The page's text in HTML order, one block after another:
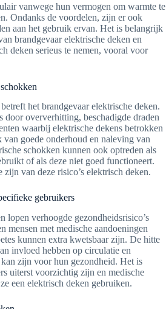
vanwege hun vermogen om warmte te
Ondanks de voordelen, zijn er ook
aan het gebruik ervan. Het is belangrijk
brandgevaar elektrische deken en
deken serieus te nemen, vooral voor
het brandgevaar elektrische deken.
door oververhitting, beschadigde draden
waarbij elektrische dekens betrokken
goede onderhoud en naleving van
schokken kunnen ook optreden als
of als deze niet goed functioneert.
van deze risico’s elektrisch deken.
gebruikers
lopen verhoogde gezondheidsrisico’s
mensen met medische aandoeningen
kunnen extra kwetsbaar zijn. De hitte
invloed hebben op circulatie en
zijn voor hun gezondheid. Het is
uiterst voorzichtig zijn en medische
een elektrisch deken gebruiken.